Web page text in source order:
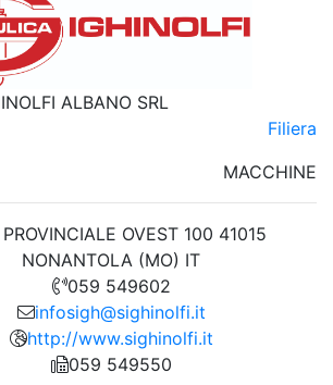
ALBANO SRL
Filiera
MACCHINE
OVEST 100 41015
NONANTOLA (MO) IT
059 549602
infosigh@sighinolfi.it
http://www.sighinolfi.it
059 549550